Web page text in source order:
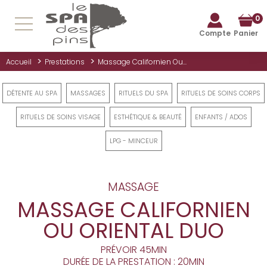
Compte
0
Panier
Accueil > Prestations > Massage Californien Ou...
DÉTENTE AU SPA MASSAGES RITUELS DU SPA RITUELS DE SOINS CORPS
RITUELS DE SOINS VISAGE ESTHÉTIQUE & BEAUTÉ ENFANTS / ADOS
LPG - MINCEUR
MASSAGE
MASSAGE CALIFORNIEN
OU ORIENTAL DUO
PRÉVOIR 45MIN
DURÉE DE LA PRESTATION : 20MIN